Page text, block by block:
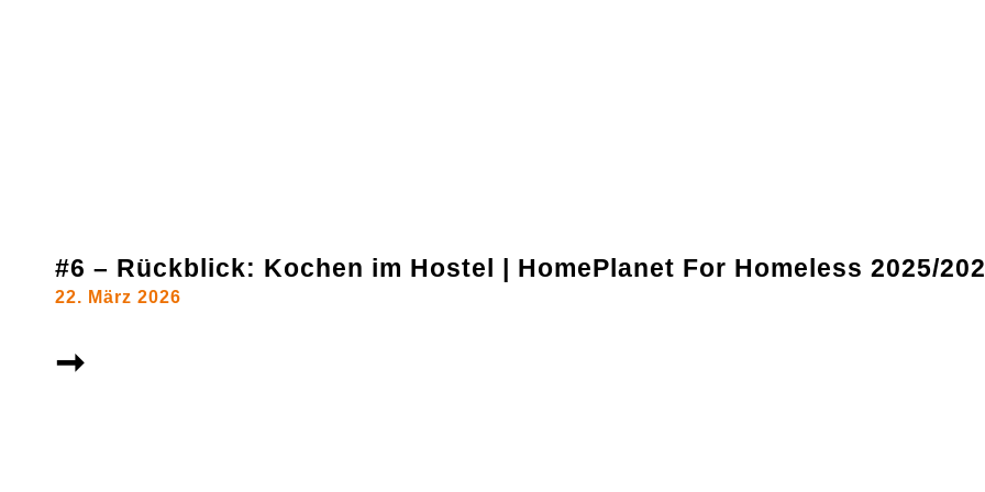
#6 – Rückblick: Kochen im Hostel | HomePlanet For Homeless 2025/
22. März 2026
➞